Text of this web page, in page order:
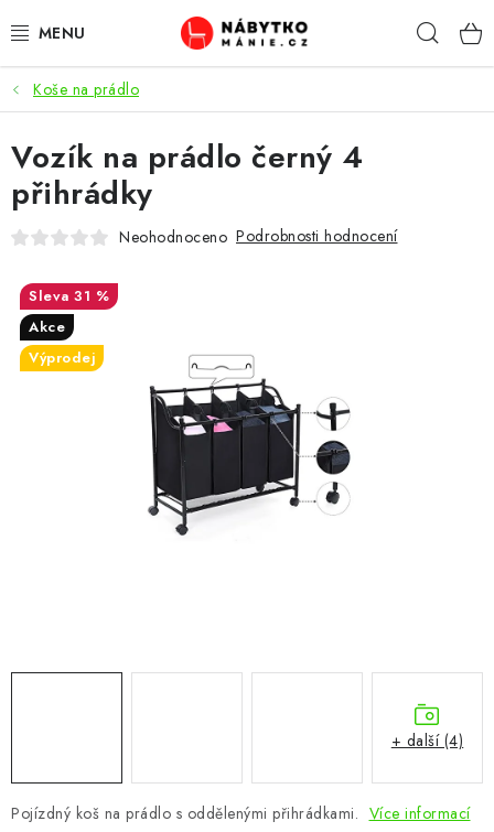
na
OBÝVACÍ POKOJ
KUCHYŇ A JÍDELNA
LOŽNICE
KANCELÁŘ / PRACOVNA
KOUPELNA A WC
CHOVATELSKÉ POTŘEBY
OSTATNÍ
VÝPRODEJ
Koše na prádlo
Pojízdný koš na prádlo s oddělenými přihrádkami. Více informací
Vozík na prádlo černý 4
přihrádky
Neohodnoceno Podrobnosti hodnocení
31 %
Akce
Výprodej
+ další (4)